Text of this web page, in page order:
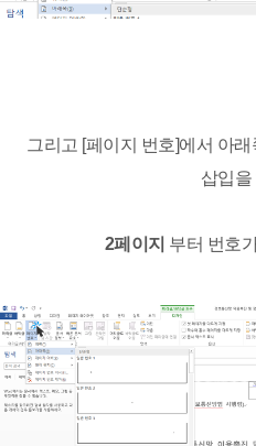
그리고 [페이지 번호]에서 아
삽입을
2페이지 부터 번호